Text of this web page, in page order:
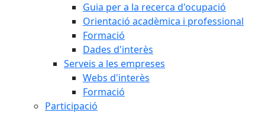
Guia per a la recerca d'ocupació
Orientació acadèmica i professional
Formació
Dades d'interès
Serveis a les empreses
Webs d'interès
Formació
Participació